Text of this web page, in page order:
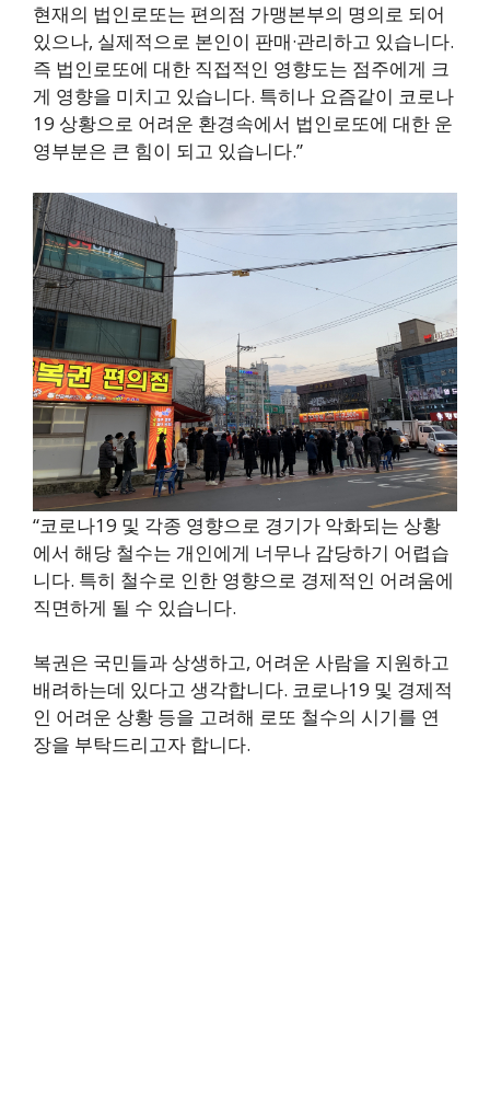
현재의 법인로또는 편의점 가맹본부의 명의로 되어
있으나, 실제적으로 본인이 판매·관리하고 있습니다.
즉 법인로또에 대한 직접적인 영향도는 점주에게 크
게 영향을 미치고 있습니다. 특히나 요즘같이 코로나
19 상황으로 어려운 환경속에서 법인로또에 대한 운
영부분은 큰 힘이 되고 있습니다.”
“코로나19 및 각종 영향으로 경기가 악화되는 상황
에서 해당 철수는 개인에게 너무나 감당하기 어렵습
니다. 특히 철수로 인한 영향으로 경제적인 어려움에
직면하게 될 수 있습니다.
복권은 국민들과 상생하고, 어려운 사람을 지원하고
배려하는데 있다고 생각합니다. 코로나19 및 경제적
인 어려운 상황 등을 고려해 로또 철수의 시기를 연
장을 부탁드리고자 합니다.